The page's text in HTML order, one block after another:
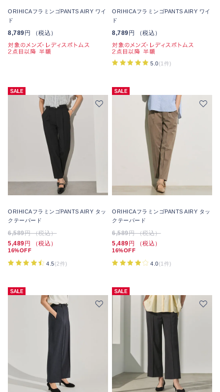
ORIHICAフラミンゴPANTS AIRY ワイ
ド
8,789 円 （税込）
ORIHICAフラミンゴPANTS AIRY ワイ
ド
8,789 円 （税込）
5.0(1件)
ORIHICAフラミンゴPANTS AIRY タッ
クテーパード
6,589円 （税込）
5,489 円 （税込）
16%OFF
4.5(2件)
ORIHICAフラミンゴPANTS AIRY タッ
クテーパード
6,589円 （税込）
5,489 円 （税込）
16%OFF
4.0(1件)